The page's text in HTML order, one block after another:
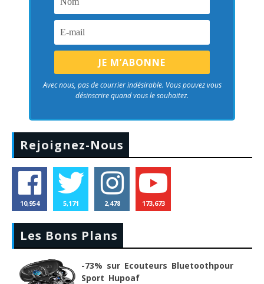
Avec nous, pas de courrier indésirable. Vous pouvez vous
désinscrire quand vous le souhaitez.
Rejoignez-Nous
10,954 5,171 2,478 173,673
Les Bons Plans
-73% sur Ecouteurs Bluetoothpour
Sport Hupoaf